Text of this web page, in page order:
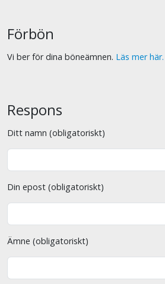
Förbön
Vi ber för dina böneämnen. Läs mer här.
Respons
Ditt namn (obligatoriskt)
Din epost (obligatoriskt)
Ämne (obligatoriskt)